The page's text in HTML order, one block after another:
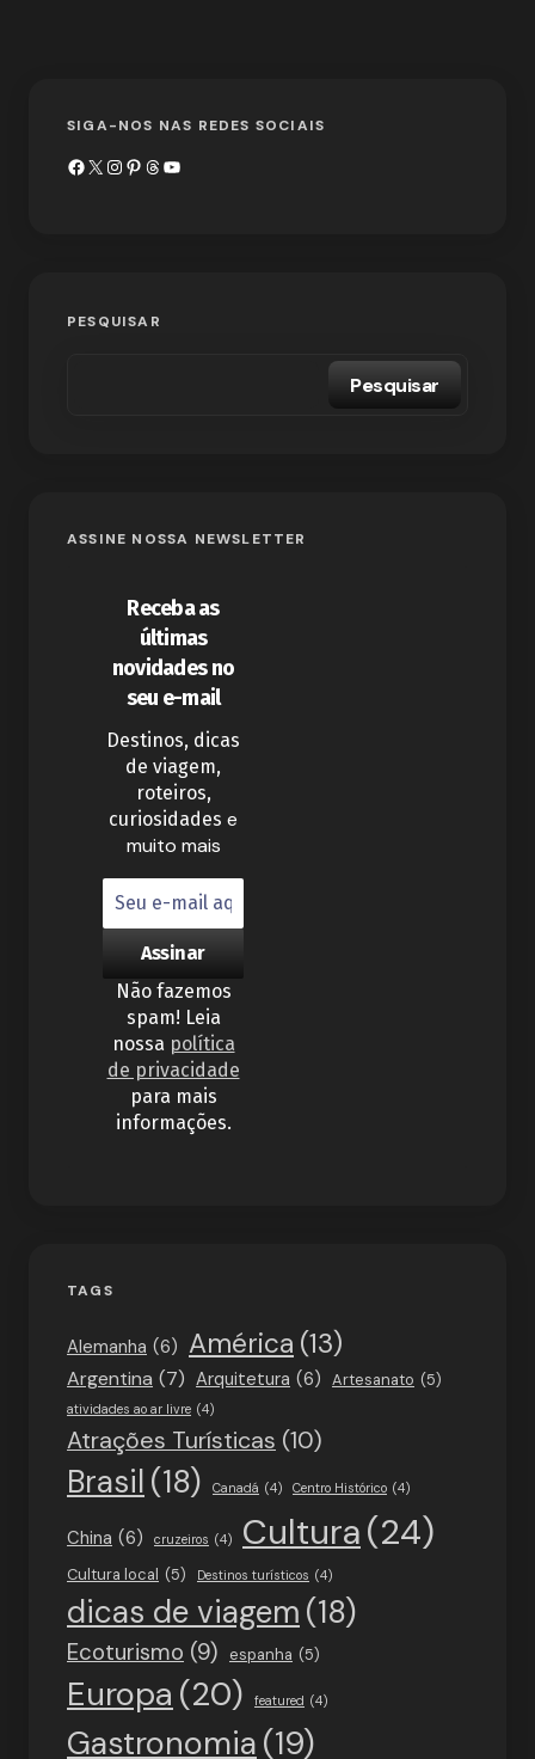
SIGA-NOS NAS REDES SOCIAIS
PESQUISAR
Pesquisar
ASSINE NOSSA NEWSLETTER
Receba as
últimas
novidades no
seu e-mail
Destinos, dicas
de viagem,
roteiros,
curiosidades e
muito mais
Não fazemos
spam! Leia
nossa política
de privacidade
para mais
informações.
TAGS
Alemanha (6) América (13)
Argentina (7) Arquitetura (6) Artesanato (5)
atividades ao ar livre (4)
Atrações Turísticas (10)
Brasil (18) Canadá (4) Centro Histórico (4)
China (6) cruzeiros (4) Cultura(24)
Cultura local (5) Destinos turísticos (4)
dicas de viagem (18)
Ecoturismo (9) espanha (5)
Europa (20) featured (4)
Gastronomia (19)